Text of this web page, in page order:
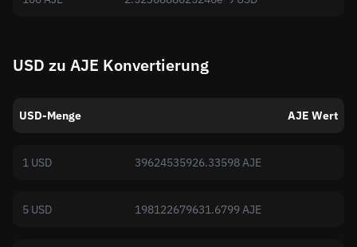
USD zu AJE Konvertierung
USD-Menge AJE Wert
1 USD 39624535926.33598 AJE
5 USD 198122679631.6799 AJE